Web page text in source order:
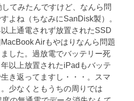
てみたんですけど、なんら問
よね（ちなみにSanDisk製）。
上通電されず放置されたSSD
Airもやはりなんら問題
した。過放電でバッテリー死
以上放置されたiPadもバッテ
き返ってますし・・・。スマ
少なくともうちの周りでは